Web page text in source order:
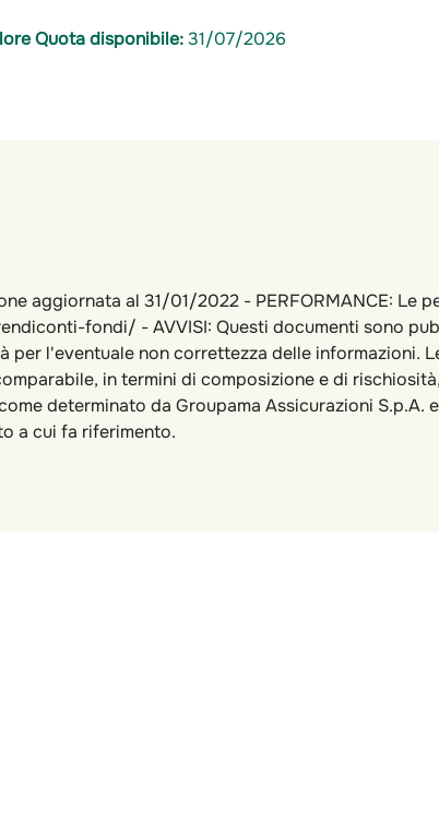
Quota disponibile:31/07/2026
aggiornata al 31/01/2022 - PERFORMANCE:
fondi/ - AVVISI: Questi documenti sono
per l'eventuale non correttezza delle informazioni.
in termini di composizione e di
determinato da Groupama Assicurazioni
a cui fa riferimento.